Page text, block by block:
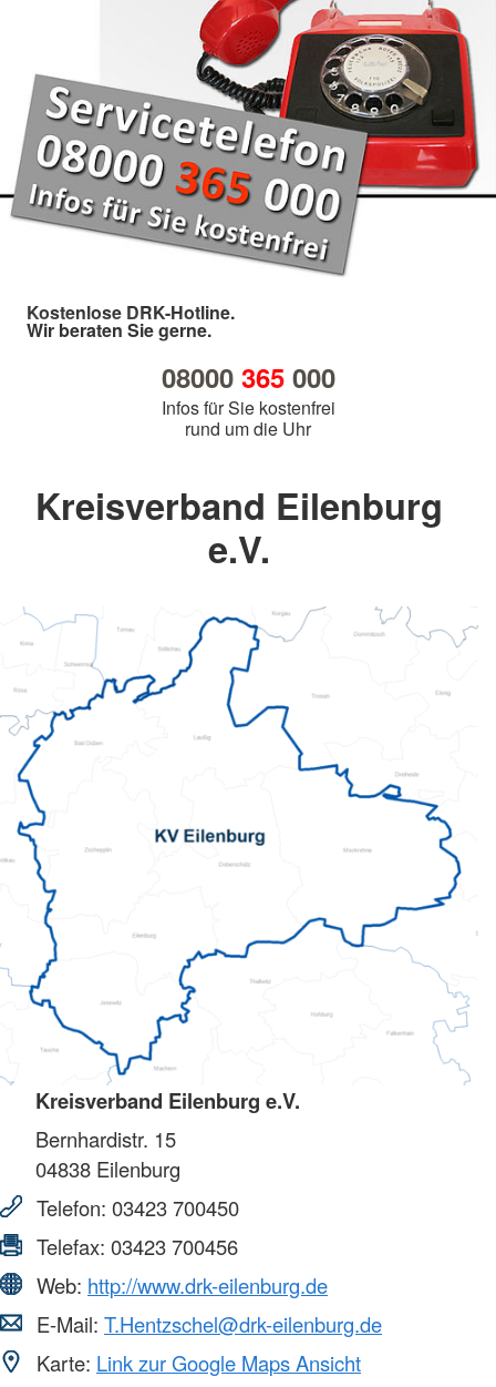
Kostenlose DRK-Hotline.
Wir beraten Sie gerne.
08000 365000
Infos für Sie kostenfrei
rund um die Uhr
Kreisverband Eilenburg
e.V.
Kreisverband Eilenburg e.V.
Bernhardistr. 15
04838 Eilenburg
Telefon: 03423 700450
Telefax: 03423 700456
Web: http://www.drk-eilenburg.de
E-Mail: T.Hentzschel@drk-eilenburg.de
Karte: Link zur Google Maps Ansicht